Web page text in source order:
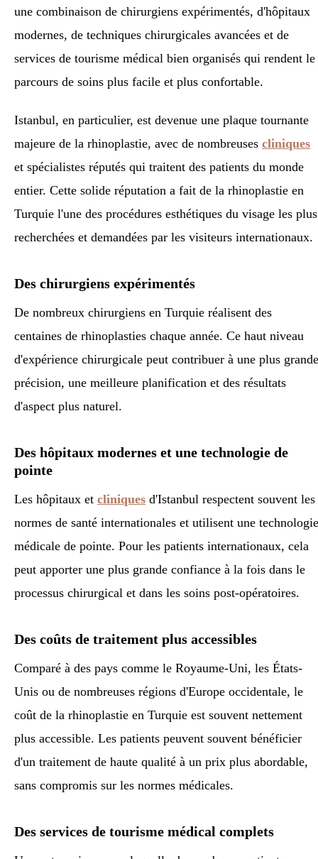
une combinaison de chirurgiens expérimentés, d'hôpitaux
modernes, de techniques chirurgicales avancées et de
services de tourisme médical bien organisés qui rendent le
parcours de soins plus facile et plus confortable.
Istanbul, en particulier, est devenue une plaque tournante
majeure de la rhinoplastie, avec de nombreuses cliniques
et spécialistes réputés qui traitent des patients du monde
entier. Cette solide réputation a fait de la rhinoplastie en
Turquie l'une des procédures esthétiques du visage les plus
recherchées et demandées par les visiteurs internationaux.
Des chirurgiens expérimentés
De nombreux chirurgiens en Turquie réalisent des
centaines de rhinoplasties chaque année. Ce haut niveau
d'expérience chirurgicale peut contribuer à une plus grande
précision, une meilleure planification et des résultats
d'aspect plus naturel.
Des hôpitaux modernes et une technologie de
pointe
Les hôpitaux et cliniques d'Istanbul respectent souvent les
normes de santé internationales et utilisent une technologie
médicale de pointe. Pour les patients internationaux, cela
peut apporter une plus grande confiance à la fois dans le
processus chirurgical et dans les soins post-opératoires.
Des coûts de traitement plus accessibles
Comparé à des pays comme le Royaume-Uni, les États-
Unis ou de nombreuses régions d'Europe occidentale, le
coût de la rhinoplastie en Turquie est souvent nettement
plus accessible. Les patients peuvent souvent bénéficier
d'un traitement de haute qualité à un prix plus abordable,
sans compromis sur les normes médicales.
Des services de tourisme médical complets